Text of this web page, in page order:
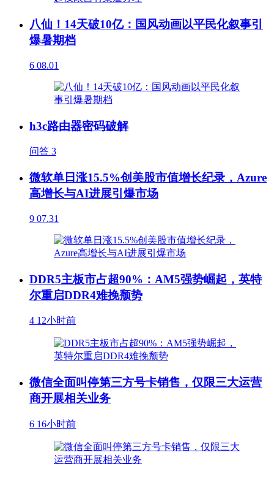
八仙！14天破10亿：国风动画以平民化叙事引
爆暑期档
6 08.01
h3c路由器密码破解
问答 3
微软单日涨15.5%创美股市值增长纪录，Azure
高增长与AI进展引爆市场
9 07.31
DDR5主板市占超90%：AM5强势崛起，英特
尔重启DDR4难挽颓势
4 12小时前
微信全面叫停第三方号卡销售，仅限三大运营
商开展相关业务
6 16小时前